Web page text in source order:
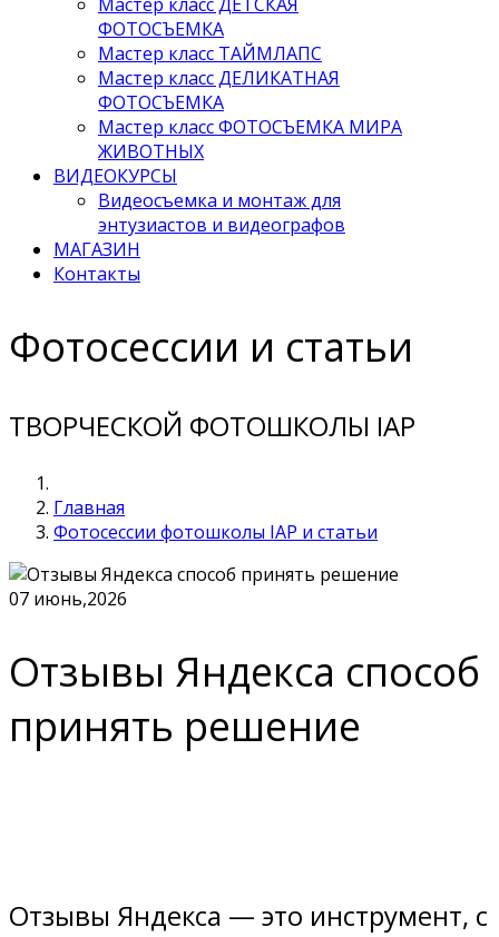
ФОТОСЪЕМКА
Мастер класс ТАЙМЛАПС
Мастер класс ДЕЛИКАТНАЯ
ФОТОСЪЕМКА
Мастер класс ФОТОСЪЕМКА МИРА
ЖИВОТНЫХ
ВИДЕОКУРСЫ
Видеосъемка и монтаж для
энтузиастов и видеографов
МАГАЗИН
Контакты
Фотосессии и статьи
ТВОРЧЕСКОЙ ФОТОШКОЛЫ IAP
Главная
Фотосессии фотошколы IAP и статьи
07 июнь,2026
Отзывы Яндекса способ
принять решение
Отзывы Яндекса — это инструмент, с